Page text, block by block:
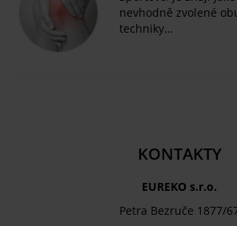
nevhodně zvolené
techniky…
KONTAKTY
EUREKO s.r.o.
Petra Bezruče 1877/